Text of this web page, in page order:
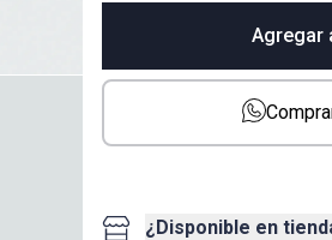
Agregar
¿Disponible en